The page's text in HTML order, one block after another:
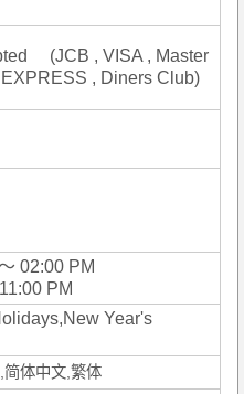
(JCB , VISA , Master
, Diners Club)
02:00 PM
PM
Year's
简体中文,繁体